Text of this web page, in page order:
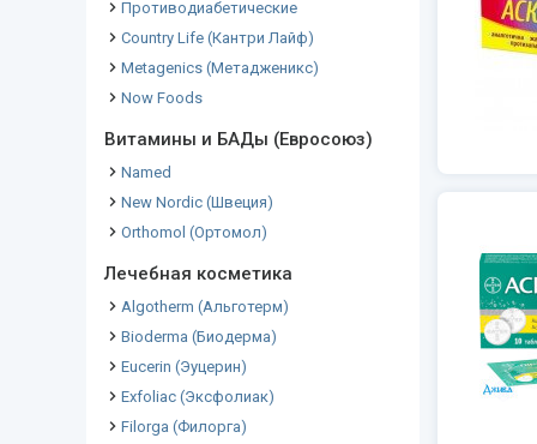
Противодиабетические
Country Life (Кантри Лайф)
Metagenics (Метадженикс)
Now Foods
Витамины и БАДы (Евросоюз)
Named
New Nordic (Швеция)
Orthomol (Ортомол)
Лечебная косметика
Algotherm (Альготерм)
Bioderma (Биодерма)
Eucerin (Эуцерин)
Exfoliac (Эксфолиак)
Filorga (Филорга)